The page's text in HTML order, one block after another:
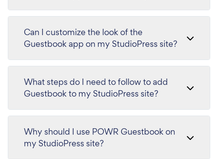
Can I customize the look of the
Guestbook app on my StudioPress site?
What steps do I need to follow to add
Guestbook to my StudioPress site?
Why should I use POWR Guestbook on
my StudioPress site?